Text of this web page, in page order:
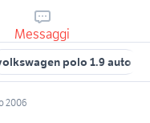
Messaggi
polo 1.9 auto
2006